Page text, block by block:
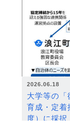
2026.06.18
大学等の「
育成・定着
度）に採択